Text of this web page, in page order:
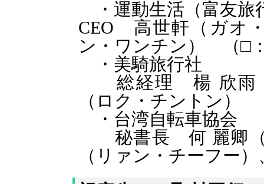
・運動生活（富友
CEO 高世軒（ガオ
ン・ワンチン） （□
・美騎旅行社
総経理 楊 欣雨（
（ロク・チントン）
・台湾自転
秘書長 何 麗卿（
（リァン・チーフー